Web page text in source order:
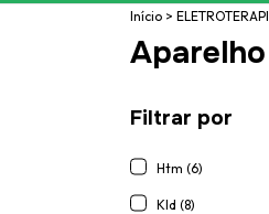
Início >
Filtrar por
Htm (6)
Kld (8)